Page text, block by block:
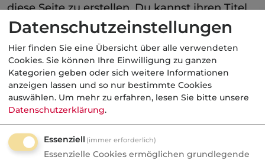
diese Seite zu erstellen. Du kannst ihren Titel
auf anderen Seitensuchenoder die
Datenschutzeinstellungen
Hier finden Sie eine Übersicht über alle verwendeten
Cookies. Sie können Ihre Einwilligung zu ganzen
Kategorien geben oder sich weitere Informationen
anzeigen lassen und so nur bestimmte Cookies
auswählen. Um mehr zu erfahren, lesen Sie bitte unsere
Datenschutzerklärung.
Essenziell (immer erforderlich)
Essenzielle Cookies ermöglichen grundlegende